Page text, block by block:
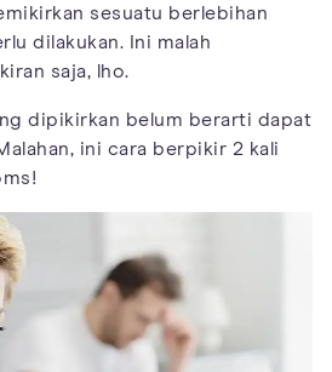
sesuatu berlebihan
dilakukan. Ini malah
saja, lho.
dipikirkan belum berarti dapat
ini cara berpikir 2 kali